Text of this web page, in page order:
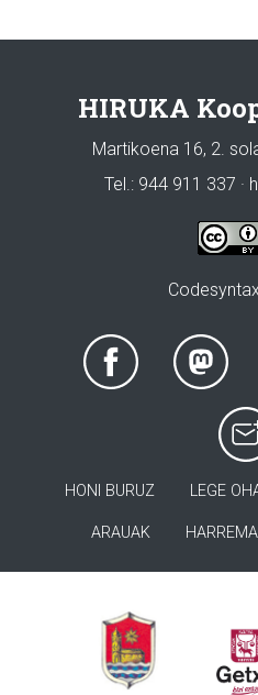
HIRUKA
Martikoena 16, 2.
Tel.: 944 911 337 ·
HONI BURUZ LEGE
ARAUAK